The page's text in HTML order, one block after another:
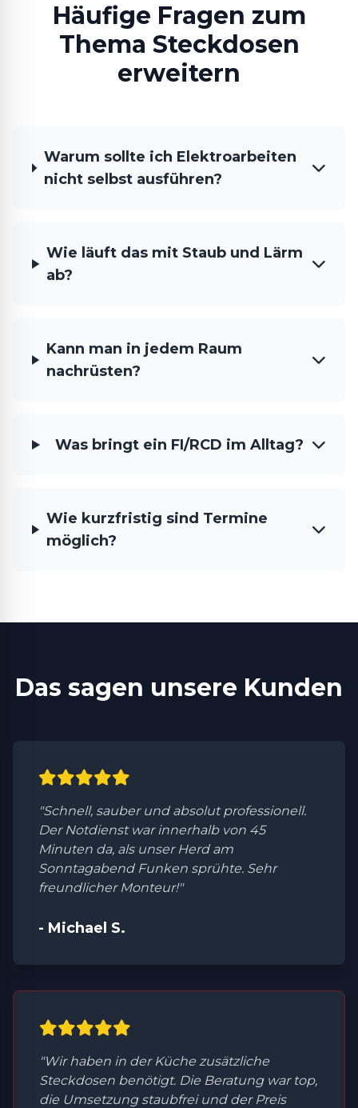
Häufige Fragen zum
Thema Steckdosen
erweitern
Warum sollte ich Elektroarbeiten
nicht selbst ausführen?
Wie läuft das mit Staub und Lärm
ab?
Kann man in jedem Raum
nachrüsten?
Was bringt ein FI/RCD im Alltag?
Wie kurzfristig sind Termine
möglich?
Das sagen unsere Kunden
"Schnell, sauber und absolut professionell.
Der Notdienst war innerhalb von 45
Minuten da, als unser Herd am
Sonntagabend Funken sprühte. Sehr
freundlicher Monteur!"
- Michael S.
"Wir haben in der Küche zusätzliche
Steckdosen benötigt. Die Beratung war top,
die Umsetzung staubfrei und der Preis